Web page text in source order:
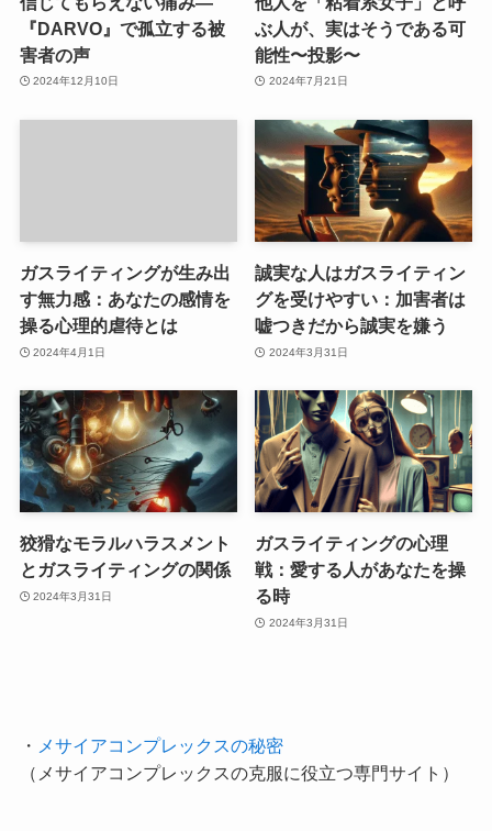
『DARVO』で孤立する被
害者の声
2024年12月10日
ぶ人が、実はそうである可
能性〜投影〜
2024年7月21日
ガスライティングが生み出
す無力感：あなたの感情を
操る心理的虐待とは
2024年4月1日
誠実な人はガスライティン
グを受けやすい：加害者は
嘘つきだから誠実を嫌う
2024年3月31日
狡猾なモラルハラスメント
とガスライティングの関係
2024年3月31日
ガスライティングの心理
戦：愛する人があなたを操
る時
2024年3月31日
・
メサイアコンプレックスの秘密
（メサイアコンプレックスの克服に役立つ専門サイト）